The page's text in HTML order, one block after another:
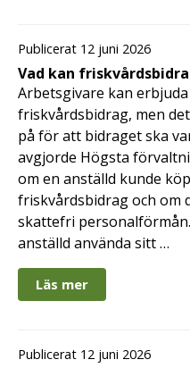
Publicerat 12 juni 2026
Vad kan
Arbetsgivare kan
friskvårdsbidrag, men
på för att bidraget ska
avgjorde Högsta
om en anställd kunde
friskvårdsbidrag och om
skattefri
anställd använda sitt …
Läs mer
Publicerat 12 juni 2026